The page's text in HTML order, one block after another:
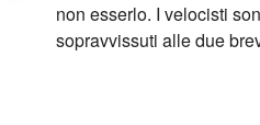
non esserlo. I velocisti
sopravvissuti alle due